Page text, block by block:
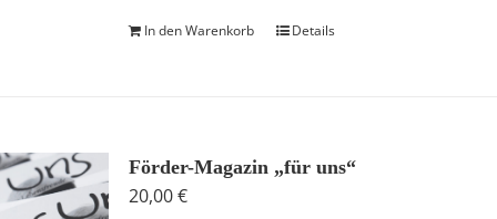
In den Warenkorb Details
Förder-Magazin „für uns“
20,00€